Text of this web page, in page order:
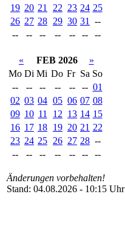
19 20 21 22 23 24 25
26 27 28 29 30 31
--
--
-- -- -- -- -- --
« FEB 2026
»
Mo Di Mi Do Fr Sa So
--
-- -- -- -- -- 01
02 03 04 05 06 07 08
09 10 11 12 13 14 15
16 17 18 19 20 21 22
23 24 25 26 27 28 --
--
-- -- -- -- -- --
Änderungen vorbehalten!
Stand: 04.08.2026 - 10:15 Uhr